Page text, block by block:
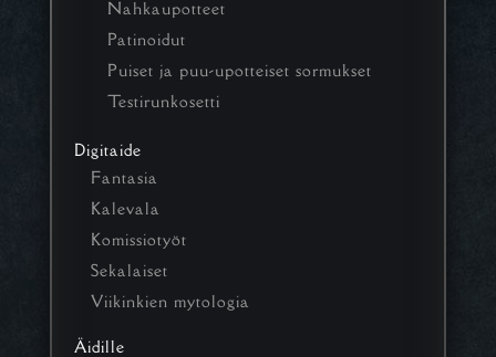
Nahkaupotteet
Patinoidut
Puiset ja puu-upotteiset sormukset
Testirunkosetti
Digitaide
Fantasia
Kalevala
Komissiotyöt
Sekalaiset
Viikinkien mytologia
Äidille